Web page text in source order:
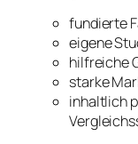
fundierte
eigene
hilfreiche
starke
inhaltlich